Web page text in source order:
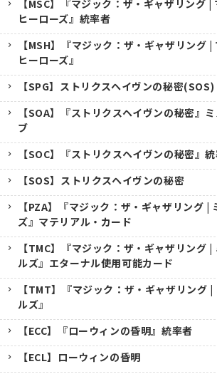
【MSC】『マジック：ザ・ギャザリング |
ヒーローズ』統率者
【MSH】『マジック：ザ・ギャザリング |
ヒーローズ』
【SPG】ストリクスヘイヴンの秘密(SOS)
【SOA】『ストリクスヘイヴンの秘密』
ブ
【SOC】『ストリクスヘイヴンの秘密』
【SOS】ストリクスヘイヴンの秘密
【PZA】『マジック：ザ・ギャザリング |
ズ』マテリアル・カード
【TMC】『マジック：ザ・ギャザリング
ルズ』エターナル使用可能カード
【TMT】『マジック：ザ・ギャザリング
ルズ』
【ECC】『ローウィンの昏明』統率者
【ECL】ローウィンの昏明